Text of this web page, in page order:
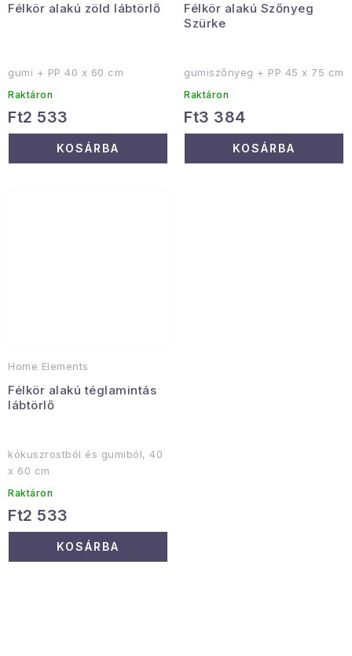
Félkör alakú zöld lábtörlő
gumi + PP 40 x 60 cm
Raktáron
Ft2 533
KOSÁRBA
Félkör alakú Szőnyeg
Szürke
gumiszőnyeg + PP 45 x 75 cm
Raktáron
Ft3 384
KOSÁRBA
Home Elements
Félkör alakú téglamintás
lábtörlő
kókuszrostból és gumiból, 40
x 60 cm
Raktáron
Ft2 533
KOSÁRBA